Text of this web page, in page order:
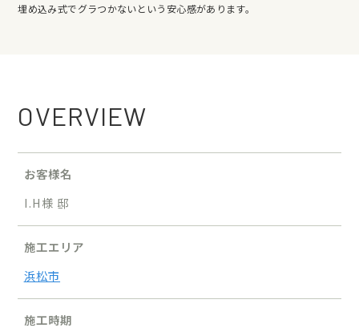
埋め込み式でグラつかないという安心感があります。
OVERVIEW
お客様名
I.H様 邸
施工エリア
浜松市
施工時期